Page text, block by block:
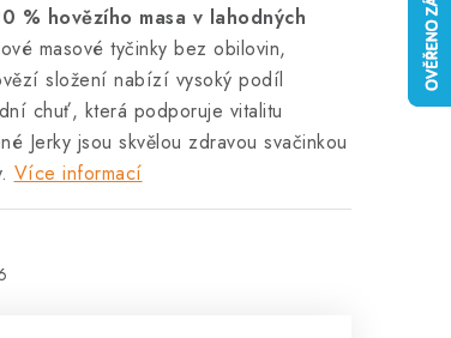
% hovězího masa v lahodných
masové tyčinky bez obilovin,
složení nabízí vysoký podíl
chuť, která podporuje vitalitu
Jerky jsou skvělou zdravou svačinkou
Více informací